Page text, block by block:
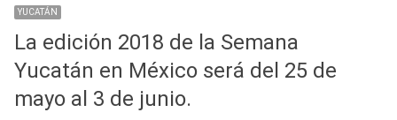
YUCATÁN
La edición 2018 de la Semana
Yucatán en México será del 25 de
mayo al 3 de junio.